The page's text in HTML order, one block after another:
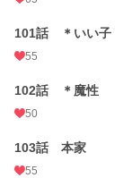
101話 ＊いい子
55
102話 ＊魔性
50
103話 本家
55